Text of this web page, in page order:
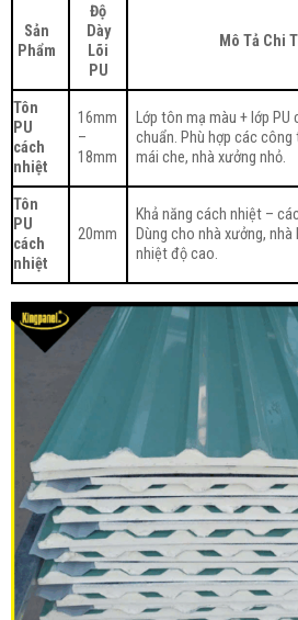
Sản
Phẩm
Độ
Dày
Lõi
PU
Mô Tả Chi
Tôn
PU
cách
nhiệt
16mm
–
18mm
Lớp tôn mạ màu + lớp PU
chuẩn. Phù hợp các công
mái che, nhà xưởng nhỏ.
Tôn
PU
cách
nhiệt
20mm
Khả năng cách nhiệt –
Dùng cho nhà xưởng,
nhiệt độ cao.